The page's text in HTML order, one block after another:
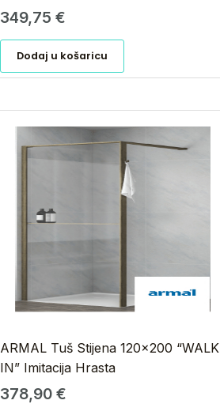
349,75 €
Dodaj u košaricu
ARMAL Tuš Stijena 120×200 “WALK
IN” Imitacija Hrasta
378,90 €